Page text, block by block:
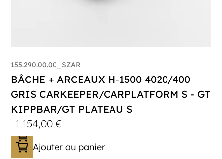
155.290.00.00_SZAR
BÂCHE + ARCEAUX H-1500 4020/400
GRIS CARKEEPER/CARPLATFORM S - GT
KIPPBAR/GT PLATEAU S
1 154,00€
Ajouter au panier